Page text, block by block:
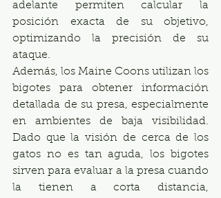
adelante permiten calcular la
posición exacta de su objetivo,
optimizando la precisión de su
ataque.
Además, los Maine Coons utilizan los
bigotes para obtener información
detallada de su presa, especialmente
en ambientes de baja visibilidad.
Dado que la visión de cerca de los
gatos no es tan aguda, los bigotes
sirven para evaluar a la presa cuando
la tienen a corta distancia,